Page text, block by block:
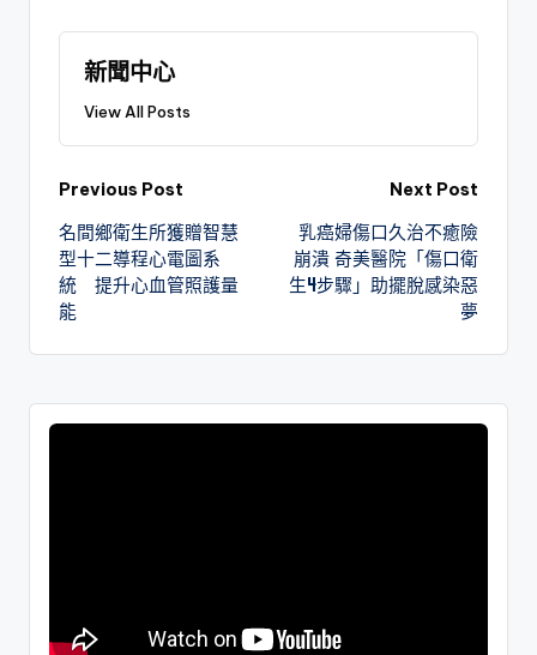
新聞中心
View All Posts
Previous Post
名間鄉衛生所獲贈智慧
型十二導程心電圖系
統 提升心血管照護量
能
Next Post
乳癌婦傷口久治不癒險
崩潰 奇美醫院「傷口衛
生4步驟」助擺脫感染惡
夢